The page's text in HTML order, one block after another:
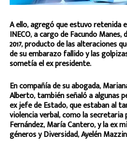
A ello, agregó que estuvo retenida
INECO, a cargo de Facundo
2017, producto de las alteraciones
de su embarazo fallido y las
sometía el ex presidente.
En compañía de su abogada,
Alberto, también señaló a algunas
ex jefe de Estado, que estaban al
violencia verbal, como la secretaria
Fernández, María Cantero, y la ex
géneros y Diversidad, Ayelén